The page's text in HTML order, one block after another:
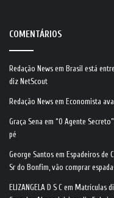
COMENTÁRIOS
Redação News em Brasil está
diz NetScout
Redação News em Economista
Graça Sena em “O Agente
pé
George Santos em Espadeiros de
Sr do Bonfim, vão comprar
ELIZANGELA D S C em Matrículas